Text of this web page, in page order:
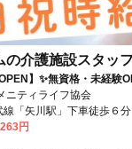
の介護施設スタッ
】✨無資格・未経験
養内OK
ニティライフ協会
談 円